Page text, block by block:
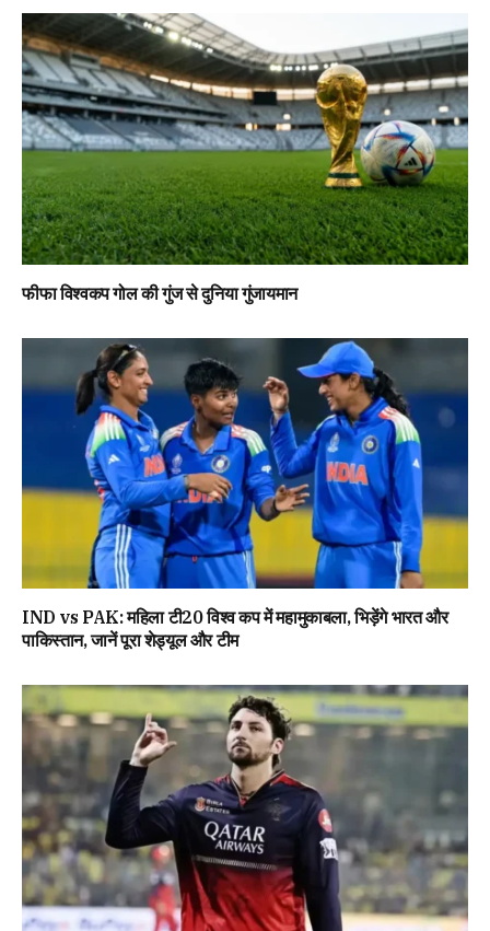
फीफा विश्वकप गोल की गुंज से दुनिया गुंजायमान
IND vs PAK: महिला टी20 विश्व कप में महामुकाबला, भिड़ेंगे भारत और
पाकिस्तान, जानें पूरा शेड्यूल और टीम